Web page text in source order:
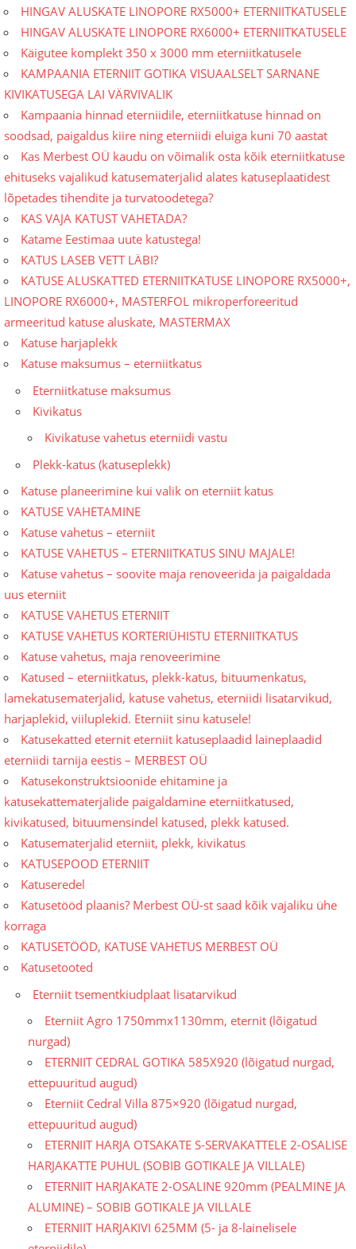
HINGAV ALUSKATE LINOPORE RX5000+ ETERNIITKATUSELE
HINGAV ALUSKATE LINOPORE RX6000+ ETERNIITKATUSELE
Käigutee komplekt 350 x 3000 mm eterniitkatusele
KAMPAANIA ETERNIIT GOTIKA VISUAALSELT SARNANE
KIVIKATUSEGA LAI VÄRVIVALIK
Kampaania hinnad eterniidile, eterniitkatuse hinnad on
soodsad, paigaldus kiire ning eterniidi eluiga kuni 70 aastat
Kas Merbest OÜ kaudu on võimalik osta kõik eterniitkatuse
ehituseks vajalikud katusematerjalid alates katuseplaatidest
lõpetades tihendite ja turvatoodetega?
KAS VAJA KATUST VAHETADA?
Katame Eestimaa uute katustega!
KATUS LASEB VETT LÄBI?
KATUSE ALUSKATTED ETERNIITKATUSE LINOPORE RX5000+,
LINOPORE RX6000+, MASTERFOL mikroperforeeritud
armeeritud katuse aluskate, MASTERMAX
Katuse harjaplekk
Katuse maksumus – eterniitkatus
Eterniitkatuse maksumus
Kivikatus
Kivikatuse vahetus eterniidi vastu
Plekk-katus (katuseplekk)
Katuse planeerimine kui valik on eterniit katus
KATUSE VAHETAMINE
Katuse vahetus – eterniit
KATUSE VAHETUS – ETERNIITKATUS SINU MAJALE!
Katuse vahetus – soovite maja renoveerida ja paigaldada
uus eterniit
KATUSE VAHETUS ETERNIIT
KATUSE VAHETUS KORTERIÜHISTU ETERNIITKATUS
Katuse vahetus, maja renoveerimine
Katused – eterniitkatus, plekk-katus, bituumenkatus,
lamekatusematerjalid, katuse vahetus, eterniidi lisatarvikud,
harjaplekid, viiluplekid. Eterniit sinu katusele!
Katusekatted eternit eterniit katuseplaadid laineplaadid
eterniidi tarnija eestis – MERBEST OÜ
Katusekonstruktsioonide ehitamine ja
katusekattematerjalide paigaldamine eterniitkatused,
kivikatused, bituumensindel katused, plekk katused.
Katusematerjalid eterniit, plekk, kivikatus
KATUSEPOOD ETERNIIT
Katuseredel
Katusetööd plaanis? Merbest OÜ-st saad kõik vajaliku ühe
korraga
KATUSETÖÖD, KATUSE VAHETUS MERBEST OÜ
Katusetooted
Eterniit tsementkiudplaat lisatarvikud
Eterniit Agro 1750mmx1130mm, eternit (lõigatud
nurgad)
ETERNIIT CEDRAL GOTIKA 585X920 (lõigatud nurgad,
ettepuuritud augud)
Eterniit Cedral Villa 875×920 (lõigatud nurgad,
ettepuuritud augud)
ETERNIIT HARJA OTSAKATE S-SERVAKATTELE 2-OSALISE
HARJAKATTE PUHUL (SOBIB GOTIKALE JA VILLALE)
ETERNIIT HARJAKATE 2-OSALINE 920mm (PEALMINE JA
ALUMINE) – SOBIB GOTIKALE JA VILLALE
ETERNIIT HARJAKIVI 625MM (5- ja 8-lainelisele